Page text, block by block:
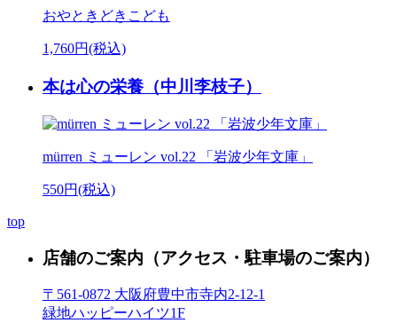
おやときどきこども
1,760円(税込)
本は心の栄養（中川李枝子）
mürren ミューレン vol.22 「岩波少年文庫」
550円(税込)
top
店舗のご案内 （アクセス・駐車場のご案内）
〒561-0872 大阪府豊中市寺内2-12-1
緑地ハッピーハイツ1F